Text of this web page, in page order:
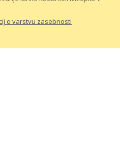
o varstvu zasebnosti
popustov in